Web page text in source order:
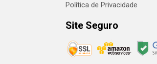
Política de Privacidade
Site Seguro